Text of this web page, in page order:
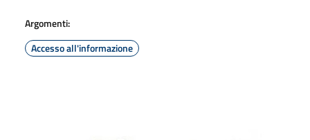
Argomenti:
Accesso all'informazione